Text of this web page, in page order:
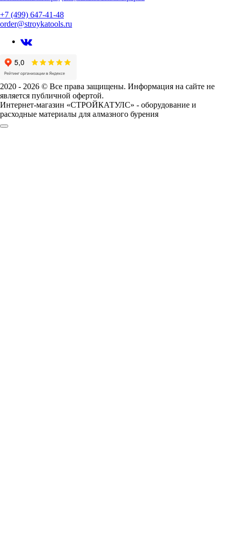
+7 (499) 647-41-48
order@stroykatools.ru
2020 - 2026 © Все права защищены. Информация на сайте не
является публичной офертой.
Интернет-магазин «СТРОЙКАТУЛС» - оборудование и
расходные материалы для алмазного бурения